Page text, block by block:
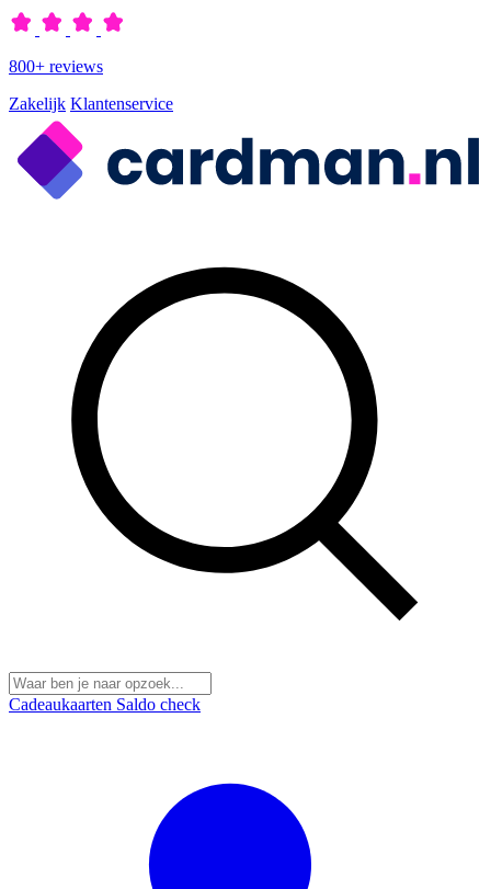
800+ reviews
Zakelijk Klantenservice
Cadeaukaarten Saldo check